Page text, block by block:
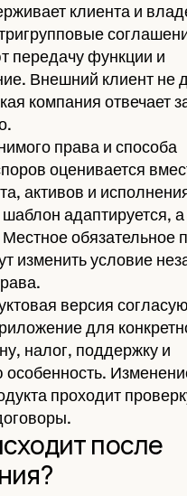
клиента и
передачу функции и
Внешний клиент не
компания отвечает
права и способа
оценивается
активов и
адаптируется, а
обязательное
изменить условие
версия
для
налог, поддержку и
особенность.
проходит
после